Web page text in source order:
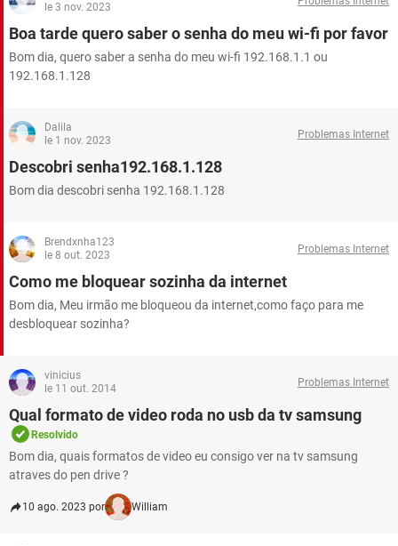
GUIA DE COMPRAS
le 3 nov. 2023
Boa tarde quero saber o senha do meu wi-fi por favor
Bom dia, quero saber a senha do meu wi-fi 192.168.1.1 ou
192.168.1.128
Dalila
le 1 nov. 2023
Problemas Internet
Descobri senha192.168.1.128
Bom dia descobri senha 192.168.1.128
Brendxnha123
le 8 out. 2023
Problemas Internet
Como me bloquear sozinha da internet
Bom dia, Meu irmão me bloqueou da internet,como faço para me
desbloquear sozinha?
vinicius
le 11 out. 2014
Problemas Internet
Qual formato de video roda no usb da tv samsung
Resolvido
Bom dia, quais formatos de video eu consigo ver na tv samsung
atraves do pen drive ?
10 ago. 2023 por William